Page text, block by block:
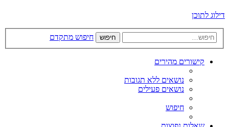
דילוג לתוכן
חיפוש חיפוש מתקדם
קישורים מהירים
נושאים ללא תגובות
נושאים פעילים
חיפוש